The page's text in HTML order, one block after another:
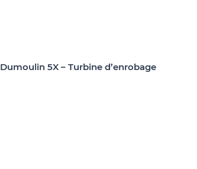
Dumoulin 5X – Turbine d’enrobage